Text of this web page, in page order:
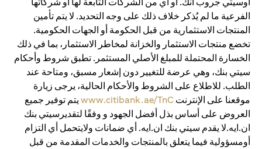
الفرعية ما لم يُذكر خلاف ذلك على وجه التحديد. لا يتم تأمين
المنتجات الاستثمارية من قبل الحكومة أو الجهات الحكومية.
تخضع منتجات الاستثمار والخزانة لمخاطر الاستثمار، بما في ذلك
الخسارة المحتملة للمبلغ الأصلي المستثمر. تطبق شروط وأحكام
سيتي بنك، وهي عرضة للتغيير دون إشعار مسبق، ومتاحة عند
الطلب. للاطلاع على الشروط والأحكام الحالية، يرجى زيارة
موقعنا على الإنترنت www.citibank.ae/TnC يتم توفير جميع
العروض على أساس بذل أفضل الجهود و وفقًا لتقديرسيتي بنك
ان.ايه.لا يقدم سيتي بنك ان.ايه. أي ضمانات ولايتحمل أي التزام
أومسؤولية فيما يتعلق بالمنتجات والخدمات المقدمة من قبل